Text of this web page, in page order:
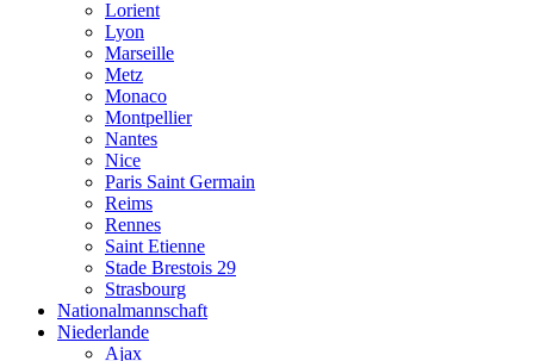
Lorient
Lyon
Marseille
Metz
Monaco
Montpellier
Nantes
Nice
Paris Saint Germain
Reims
Rennes
Saint Etienne
Stade Brestois 29
Strasbourg
Nationalmannschaft
Niederlande
Ajax